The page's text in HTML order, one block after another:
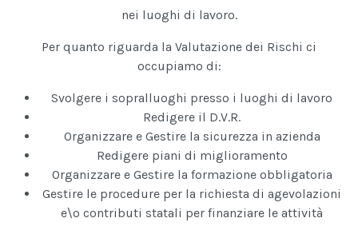
nei luoghi di lavoro.
Per quanto riguarda la Valutazione dei Rischi ci
occupiamo di:
Svolgere i sopralluoghi presso i luoghi di lavoro
Redigere il D.V.R.
Organizzare e Gestire la sicurezza in azienda
Redigere piani di miglioramento
Organizzare e Gestire la formazione obbligatoria
Gestire le procedure per la richiesta di agevolazioni
e\o contributi statali per finanziare le attività